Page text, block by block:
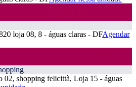
loja 08, 8 - águas claras - DFAgendar
02, shopping felicittà, Loja 15 - águas